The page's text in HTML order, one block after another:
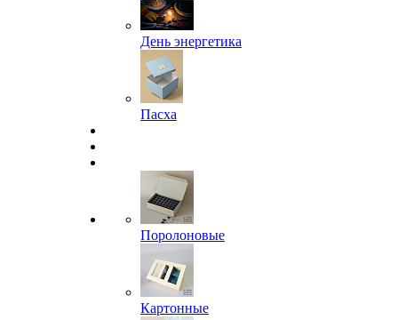
День энергетика
Пасха
Поролоновые
Картонные